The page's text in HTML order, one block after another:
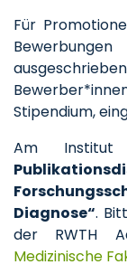
Für
Stipendium,
Am
Diagnose“.
der RWTH
Medizinische